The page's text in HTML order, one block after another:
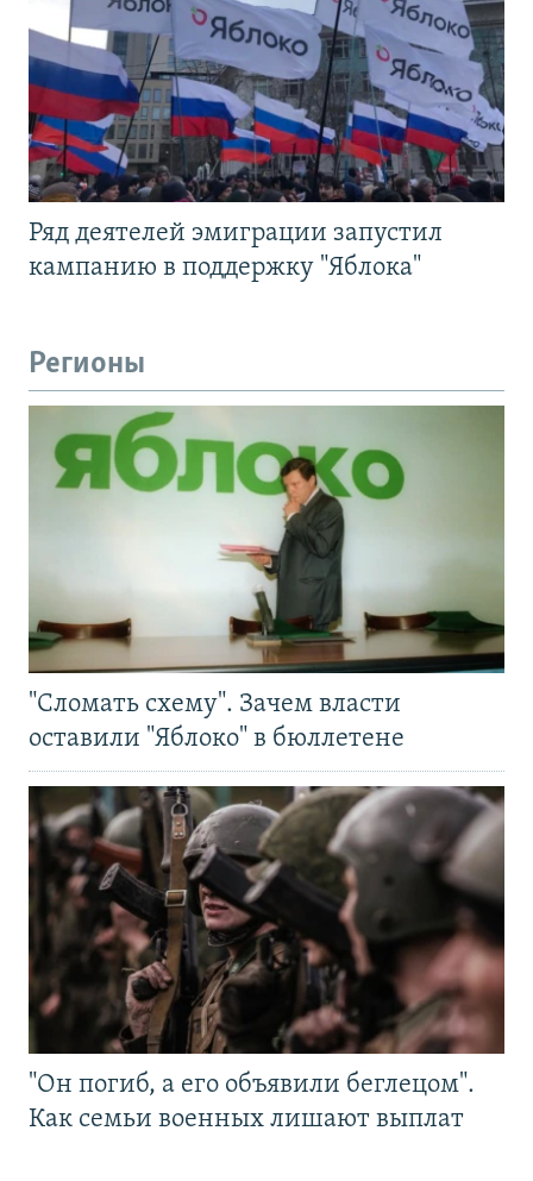
Ряд деятелей эмиграции запустил
кампанию в поддержку "Яблока"
Регионы
"Сломать схему". Зачем власти
оставили "Яблоко" в бюллетене
"Он погиб, а его объявили беглецом".
Как семьи военных лишают выплат